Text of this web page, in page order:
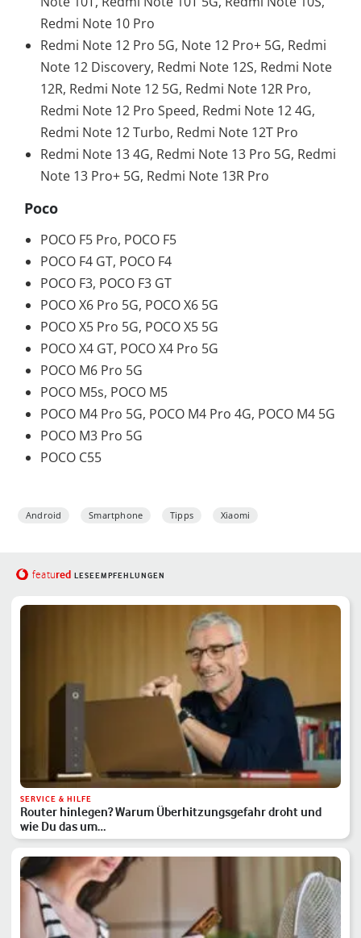
Redmi Note 10 Pro
Redmi Note 12 Pro 5G, Note 12 Pro+ 5G, Redmi
Note 12 Discovery, Redmi Note 12S, Redmi Note
12R, Redmi Note 12 5G, Redmi Note 12R Pro,
Redmi Note 12 Pro Speed, Redmi Note 12 4G,
Redmi Note 12 Turbo, Redmi Note 12T Pro
Redmi Note 13 4G, Redmi Note 13 Pro 5G, Redmi
Note 13 Pro+ 5G, Redmi Note 13R Pro
Poco
POCO F5 Pro, POCO F5
POCO F4 GT, POCO F4
POCO F3, POCO F3 GT
POCO X6 Pro 5G, POCO X6 5G
POCO X5 Pro 5G, POCO X5 5G
POCO X4 GT, POCO X4 Pro 5G
POCO M6 Pro 5G
POCO M5s, POCO M5
POCO M4 Pro 5G, POCO M4 Pro 4G, POCO M4 5G
POCO M3 Pro 5G
POCO C55
Android Smartphone Tipps Xiaomi
featured LESEEMPFEHLUNGEN
SERVICE & HILFE
Router hinlegen? Warum Überhitzungsgefahr droht und
wie Du das um…